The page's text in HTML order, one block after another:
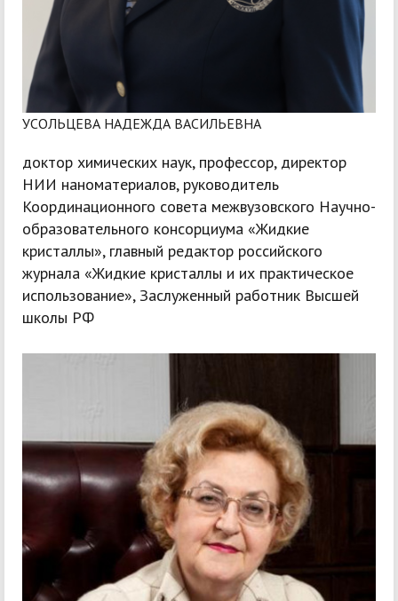
УСОЛЬЦЕВА НАДЕЖДА ВАСИЛЬЕВНА
доктор химических наук, профессор, директор
НИИ наноматериалов, руководитель
Координационного совета межвузовского Научно-
образовательного консорциума «Жидкие
кристаллы», главный редактор российского
журнала «Жидкие кристаллы и их практическое
использование», Заслуженный работник Высшей
школы РФ